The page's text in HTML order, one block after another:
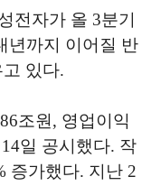
전자가 올 3분기
년까지 이어질 반
있다.
조원, 영업이익
일 공시했다. 작
증가했다. 지난 2